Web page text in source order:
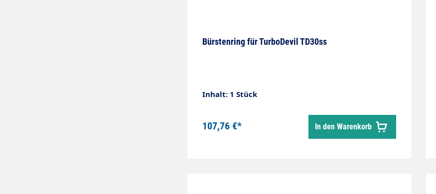
Bürstenring für TurboDevil TD30ss
Inhalt: 1 Stück
107,76 €* In den Warenkorb